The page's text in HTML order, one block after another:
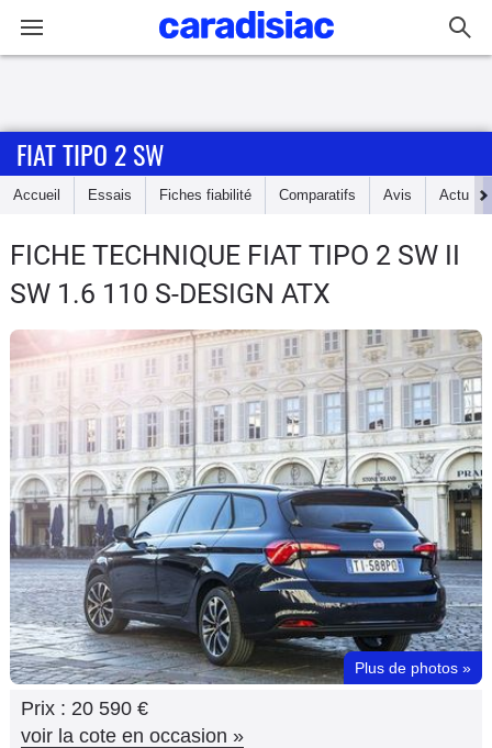
Accueil
Essais
Guide
Electriques
Utilitaires
Flottes
Auto
Services
Forum
Moto
FIAT TIPO 2 SW
Accueil Essais Fiches fiabilité Comparatifs Avis Actu
FICHE TECHNIQUE FIAT TIPO 2 SW II
SW 1.6 110 S-DESIGN ATX
Plus de photos »
Prix : 20 590 €
voir la cote en occasion »